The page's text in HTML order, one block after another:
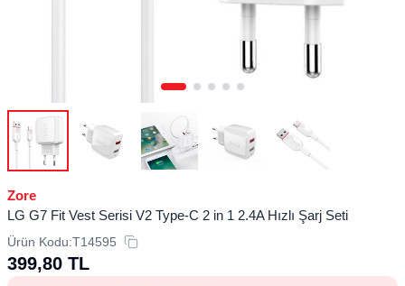
Zore
LG G7 Fit Vest Serisi V2 Type-C 2 in 1 2.4A Hızlı Şarj Seti
Ürün Kodu:T14595
399,80 TL